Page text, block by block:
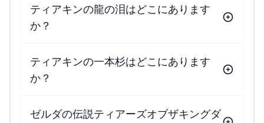
ティアキンの龍の泪はどこにあります
か？
ティアキンの一本杉はどこにあります
か？
ゼルダの伝説ティアーズオブザキングダ